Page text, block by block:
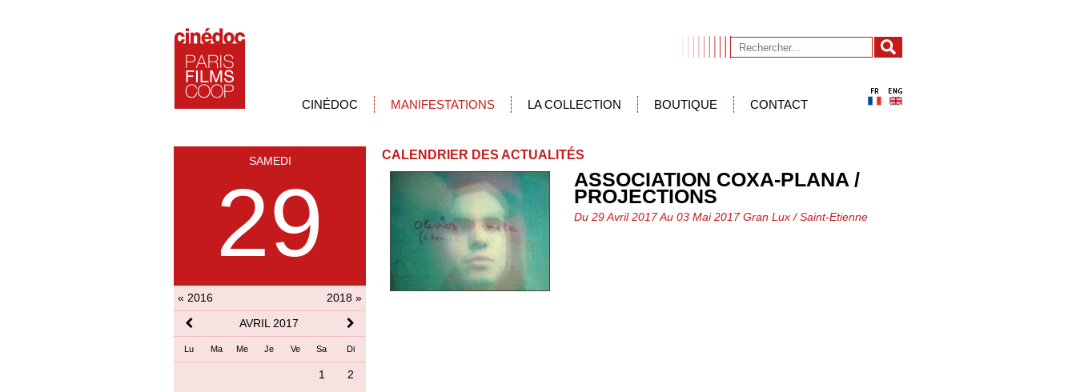
CINÉDOC MANIFESTATIONS LA COLLECTION BOUTIQUE CONTACT
SAMEDI
29
« 2016
2018 »
AVRIL 2017
Lu Ma Me Je Ve Sa Di
1
2
CALENDRIER DES ACTUALITÉS
ASSOCIATION COXA-PLANA /
PROJECTIONS
Du 29 Avril 2017 Au 03 Mai 2017 Gran Lux / Saint-Etienne